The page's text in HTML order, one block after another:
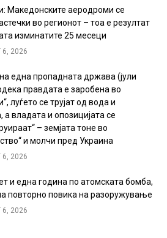
Македонските аеродроми се
во регионот – тоа е резултат
изминатите 25 месеци
6, 2026
една пропадната држава (јули
правдата е заробена во
луѓето се трујат од вода и
а владата и опозицијата се
– земјата тоне во
и молчи пред Украина
6, 2026
и една година по атомската бомба,
повторно повика на разоружување
6, 2026